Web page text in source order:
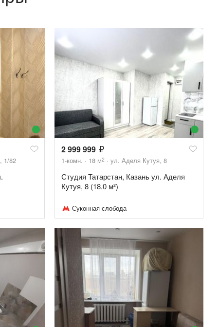
1/82
2 999 999
1-комн. 18 м2 ул. Аделя Кутуя, 8
Студия Татарстан, Казань ул. Аделя
Кутуя, 8 (18.0 м²)
Суконная слобода